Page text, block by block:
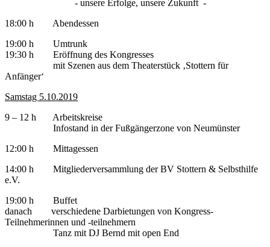
- unsere Erfolge, unsere Zukunft -
18:00 h Abendessen
19:00 h Umtrunk
19:30 h Eröffnung des Kongresses
mit Szenen aus dem Theaterstück ‚Stottern für
Anfänger‘
Samstag 5.10.2019
9 – 12 h Arbeitskreise
Infostand in der Fußgängerzone von Neumünster
12:00 h Mittagessen
14:00 h Mitgliederversammlung der BV Stottern & Selbsthilfe
e.V.
19:00 h Buffet
danach verschiedene Darbietungen von Kongress-
Teilnehmerinnen und -teilnehmern
Tanz mit DJ Bernd mit open End